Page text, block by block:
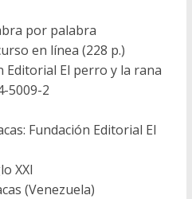
por palabra
en línea (228 p.)
Editorial El perro y la rana
5009-2
Fundación Editorial El
XXI
(Venezuela)